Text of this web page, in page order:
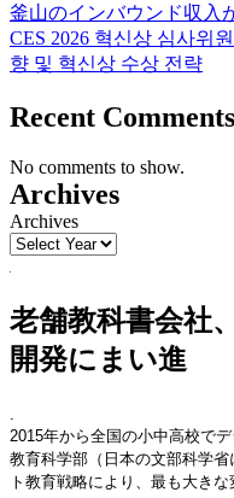
釜山のインバウンド収入
CES 2026 혁신상 심사위
향 및 혁신상 수상 전략
Recent Comments
No comments to show.
Archives
Archives
老舗教科書会社
開発にまい進
.
2015年から全国の小中高校で
教育科学部（日本の文部科学
ト教育戦略により、最も大き